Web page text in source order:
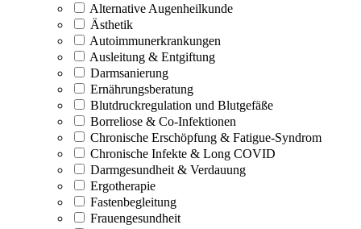
Alternative Augenheilkunde
Ästhetik
Autoimmunerkrankungen
Ausleitung & Entgiftung
Darmsanierung
Ernährungsberatung
Blutdruckregulation und Blutgefäße
Borreliose & Co-Infektionen
Chronische Erschöpfung & Fatigue-Syndrom
Chronische Infekte & Long COVID
Darmgesundheit & Verdauung
Ergotherapie
Fastenbegleitung
Frauengesundheit